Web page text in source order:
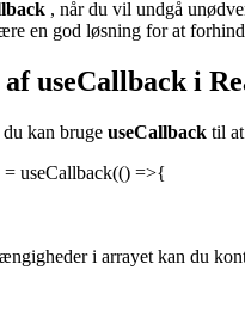
, når du vil undgå
en god løsning for at
useCallback i
kan bruge useCallback til
= useCallback(() =>{
i arrayet kan du